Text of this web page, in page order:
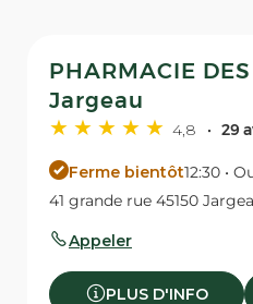
PHARMACIE
Jargeau
4,8 29
Ferme bientôt12:30 •
41 grande rue 45150
Appeler
PLUS D'INFO